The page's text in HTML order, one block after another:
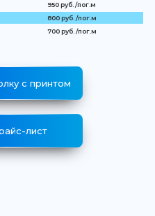
950 руб. /пог.м
800 руб. /пог.м
700 руб. /пог.м
с принтом
лист